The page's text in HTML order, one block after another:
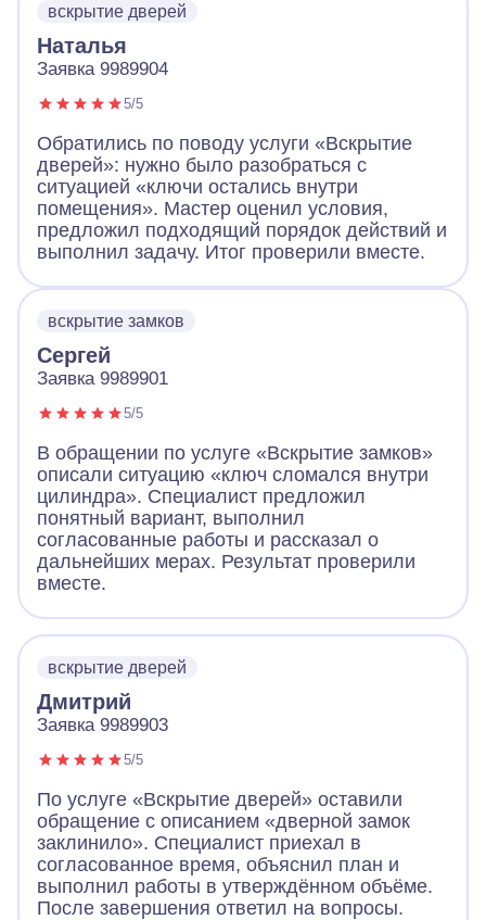
вскрытие дверей
Наталья
Заявка 9989904
5/5
Обратились по поводу услуги «Вскрытие
дверей»: нужно было разобраться с
ситуацией «ключи остались внутри
помещения». Мастер оценил условия,
предложил подходящий порядок действий и
выполнил задачу. Итог проверили вместе.
вскрытие замков
Сергей
Заявка 9989901
5/5
В обращении по услуге «Вскрытие замков»
описали ситуацию «ключ сломался внутри
цилиндра». Специалист предложил
понятный вариант, выполнил
согласованные работы и рассказал о
дальнейших мерах. Результат проверили
вместе.
вскрытие дверей
Дмитрий
Заявка 9989903
5/5
По услуге «Вскрытие дверей» оставили
обращение с описанием «дверной замок
заклинило». Специалист приехал в
согласованное время, объяснил план и
выполнил работы в утверждённом объёме.
После завершения ответил на вопросы.